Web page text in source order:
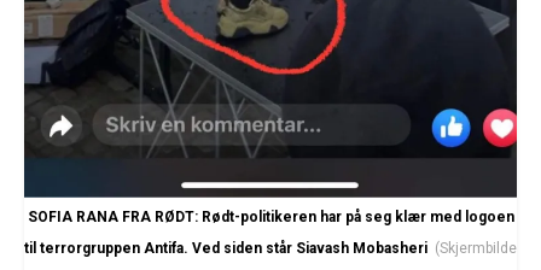
SOFIA RANA FRA RØDT: Rødt-politikeren har på seg klær med logoen
til terrorgruppen Antifa. Ved siden står Siavash Mobasheri (Skjermbilde